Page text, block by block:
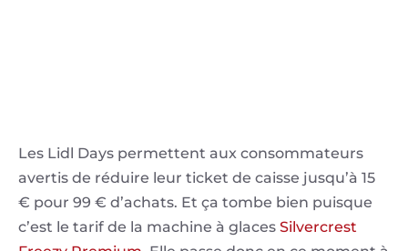
Les Lidl Days permettent aux consommateurs
avertis de réduire leur ticket de caisse jusqu’à 15
€ pour 99 € d’achats. Et ça tombe bien puisque
c’est le tarif de la machine à glaces Silvercrest